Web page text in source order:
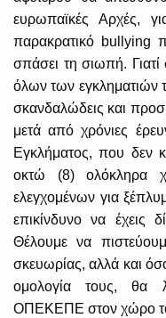
ευρωπαϊκές Αρχές,
παρακρατικό bullying
σπάσει τη σιωπή.
όλων των εγκληματιών
σκανδαλώδεις και
μετά από χρόνιες
Εγκλήματος, που δεν
οκτώ (8) ολόκληρα
ελεγχομένων για
επικίνδυνο να έχεις
Θέλουμε να
σκευωρίας, αλλά και
ομολογία τους, θα
ΟΠΕΚΕΠΕ στον χώρο